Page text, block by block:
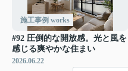
施工事例 works
#92 圧倒的な開放感。光と風を
感じる爽やかな住まい
2026.06.22